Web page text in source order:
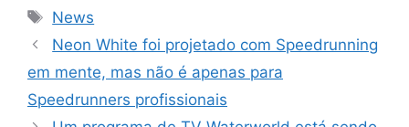
Tags
News
Neon White foi projetado com Speedrunning
em mente, mas não é apenas para
Speedrunners profissionais